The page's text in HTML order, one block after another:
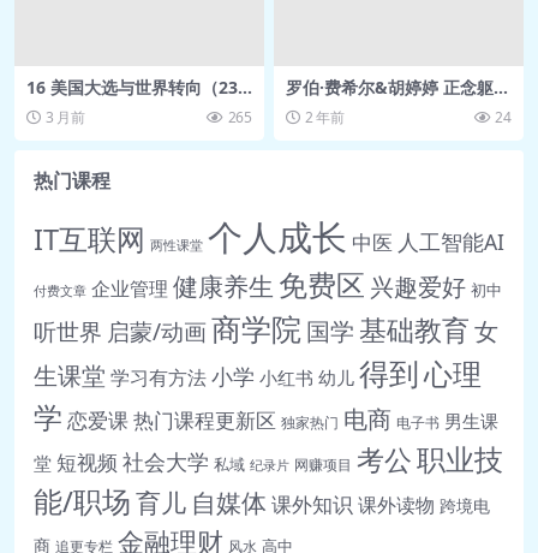
🎵 29第七课 练习（中文版）：识别和记录
关于自我的信念.mp3
（火）.mp4
🎵 32第八课 练习（中文版）：通过“信念
衣柜”过程改变信念.mp3
🎥 34第九课 你的关系成败取决于信
念.mp4
🎵 35第九课 冥想（中文版）：欣赏和爱内
在小孩和成人的自己.mp3
🎵 36第九课 练习（中文版）：识别并记录
自我信念.mp3
🎥 37第十课 你的能力大小取决于信
16 美国大选与世界转向（23
集连载）
3 月前 265
罗伯·费希尔&胡婷婷 正念躯体
心理疗法——哈科米（Hako
mi）——线上核心基础八周课
2 年前 24
热门课程
IT互联网 两性课堂 个人成长 中医 人工智能AI
付费文章 企业管理 健康养生 免费区 兴趣爱好 初中
听世界 启蒙/动画商学院国学 基础教育女
生课堂 学习有方法小学 小红书 幼儿 得到心理
学 恋爱课热门课程更新区 独家热门 电商 电子书 男生课
堂 短视频 社会大学 私域 纪录片 网赚项目 考公职业技
能/职场育儿 自媒体 课外知识 课外读物 跨境电
商 追更专栏 金融理财 风水 高中